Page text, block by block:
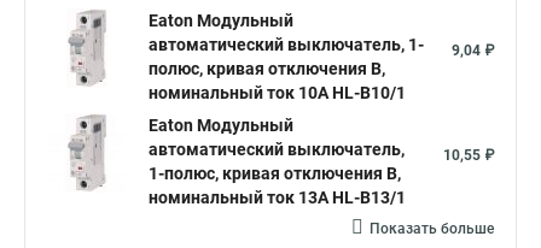
Eaton Модульный
автоматический выключатель, 1-
полюс, кривая отключения B,
номинальный ток 10А HL-B10/1
9,04 ₽
Eaton Модульный
автоматический выключатель,
1-полюс, кривая отключения B,
номинальный ток 13А HL-B13/1
10,55 ₽
Показать больше